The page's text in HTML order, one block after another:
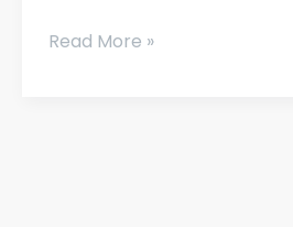
Read More »